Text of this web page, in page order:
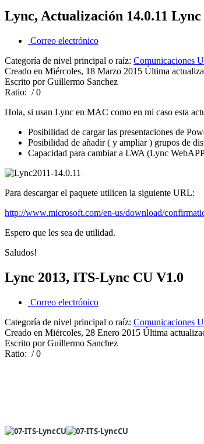
Lync, Actualización 14.0.11
Correo electrónico
Categoría de nivel principal o raíz: Comunicaciones
Creado en Miércoles, 18 Marzo 2015 Última
Escrito por Guillermo Sanchez
Ratio: / 0
Hola, si usan Lync en MAC como en mi caso esta
Posibilidad de cargar las presentaciones de
Posibilidad de añadir ( y ampliar ) grupos de
Capacidad para cambiar a LWA (Lync
Para descargar el paquete utilicen la siguiente URL:
http://www.microsoft.com/en-us/download/
Espero que les sea de utilidad.
Saludos!
Lync 2013, ITS-Lync CU V1.0
Correo electrónico
Categoría de nivel principal o raíz: Comunicaciones
Creado en Miércoles, 28 Enero 2015 Última
Escrito por Guillermo Sanchez
Ratio: / 0